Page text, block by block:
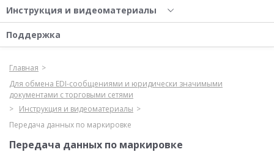
Инструкция и видеоматериалы
Поддержка
Главная
Для обмена EDI-сообщениями и юридически значимыми
документами с торговыми сетями
Инструкция и видеоматериалы
Передача данных по маркировке
Передача данных по маркировке